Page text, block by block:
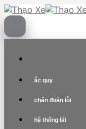
Skip
to
content
ắc quy
chẩn đoán lỗi
hệ thống lái